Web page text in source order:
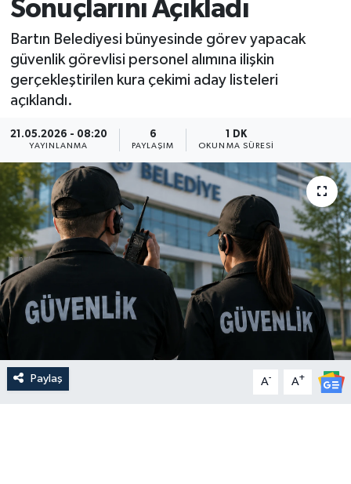
Sonuçlarını Açıkladı
Bartın Belediyesi bünyesinde görev yapacak
güvenlik görevlisi personel alımına ilişkin
gerçekleştirilen kura çekimi aday listeleri
açıklandı.
21.05.2026 - 08:20
YAYINLANMA
6
PAYLAŞIM
1 DK
OKUNMA SÜRESI
Paylaş A- A+
Sağlık
Sinema
Sivil Toplum
Siyaset
Spor
Tarım
Turizm
Yerel Yönetimler